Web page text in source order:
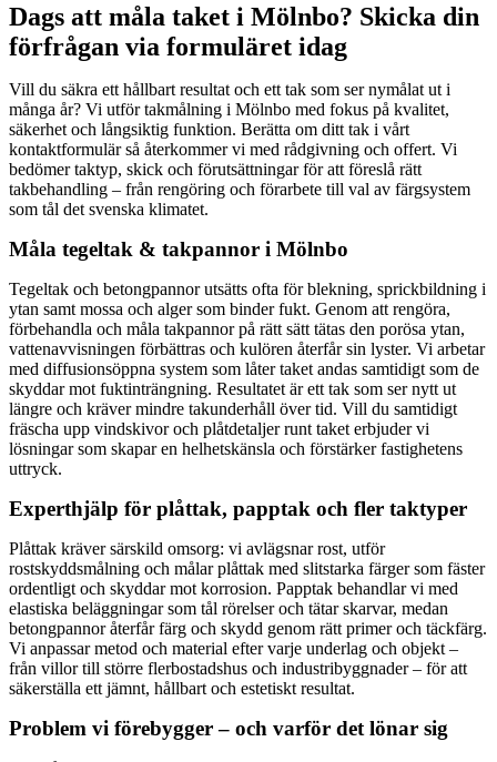
Dags att måla taket i Mölnbo? Skicka din
förfrågan via formuläret idag
Vill du säkra ett hållbart resultat och ett tak som ser nymålat ut i
många år? Vi utför takmålning i Mölnbo med fokus på kvalitet,
säkerhet och långsiktig funktion. Berätta om ditt tak i vårt
kontaktformulär så återkommer vi med rådgivning och offert. Vi
bedömer taktyp, skick och förutsättningar för att föreslå rätt
takbehandling – från rengöring och förarbete till val av färgsystem
som tål det svenska klimatet.
Måla tegeltak & takpannor i Mölnbo
Tegeltak och betongpannor utsätts ofta för blekning, sprickbildning i
ytan samt mossa och alger som binder fukt. Genom att rengöra,
förbehandla och måla takpannor på rätt sätt tätas den porösa ytan,
vattenavvisningen förbättras och kulören återfår sin lyster. Vi arbetar
med diffusionsöppna system som låter taket andas samtidigt som de
skyddar mot fuktinträngning. Resultatet är ett tak som ser nytt ut
längre och kräver mindre takunderhåll över tid. Vill du samtidigt
fräscha upp vindskivor och plåtdetaljer runt taket erbjuder vi
lösningar som skapar en helhetskänsla och förstärker fastighetens
uttryck.
Experthjälp för plåttak, papptak och fler taktyper
Plåttak kräver särskild omsorg: vi avlägsnar rost, utför
rostskyddsmålning och målar plåttak med slitstarka färger som fäster
ordentligt och skyddar mot korrosion. Papptak behandlar vi med
elastiska beläggningar som tål rörelser och tätar skarvar, medan
betongpannor återfår färg och skydd genom rätt primer och täckfärg.
Vi anpassar metod och material efter varje underlag och objekt –
från villor till större flerbostadshus och industribyggnader – för att
säkerställa ett jämnt, hållbart och estetiskt resultat.
Problem vi förebygger – och varför det lönar sig